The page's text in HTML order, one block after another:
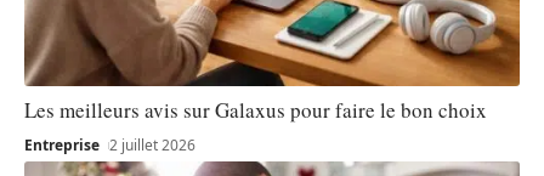
Les meilleurs avis sur Galaxus pour faire le bon choix
Entreprise 2 juillet 2026